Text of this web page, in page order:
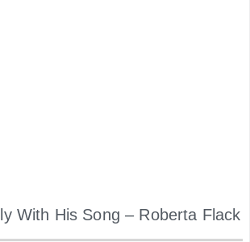
With His Song – Roberta Flack